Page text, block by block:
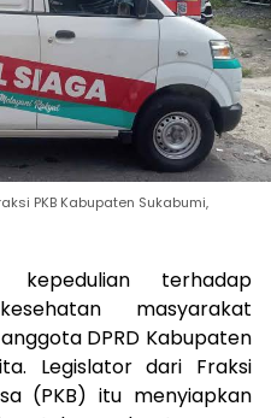
PKB Kabupaten Sukabumi,
terhadap
masyarakat
DPRD Kabupaten
Legislator dari Fraksi
(PKB) itu menyiapkan